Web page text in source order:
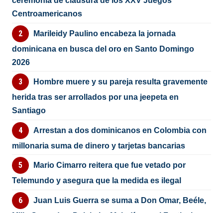
Centroamericanos
Marileidy Paulino encabeza la jornada
dominicana en busca del oro en Santo Domingo
2026
Hombre muere y su pareja resulta gravemente
herida tras ser arrollados por una jeepeta en
Santiago
Arrestan a dos dominicanos en Colombia con
millonaria suma de dinero y tarjetas bancarias
Mario Cimarro reitera que fue vetado por
Telemundo y asegura que la medida es ilegal
Juan Luis Guerra se suma a Don Omar, Beéle,